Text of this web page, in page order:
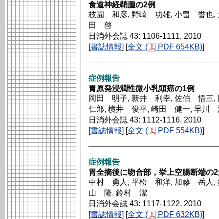
食道神経鞘腫の2例
枝園 和彦, 野崎 功雄, 小畠 誉也
田 啓
日消外会誌 43: 1106-1111, 2010
[書誌情報] [全文 ( PDF 654KB)]
症例報告
胃原発浸潤性微小乳頭癌の1例
岡田 明子, 新井 利幸, 佐伯 悟
仁郎, 横井 俊平, 崎田 健一, 早川
日消外会誌 43: 1112-1116, 2010
[書誌情報] [全文 ( PDF 554KB)]
症例報告
胃全摘後に吻合部，挙上空腸断端の
中村 勇人, 平松 和洋, 加藤 岳人
山 隆, 鈴村 潔
日消外会誌 43: 1117-1122, 2010
[書誌情報] [全文 ( PDF 632KB)]